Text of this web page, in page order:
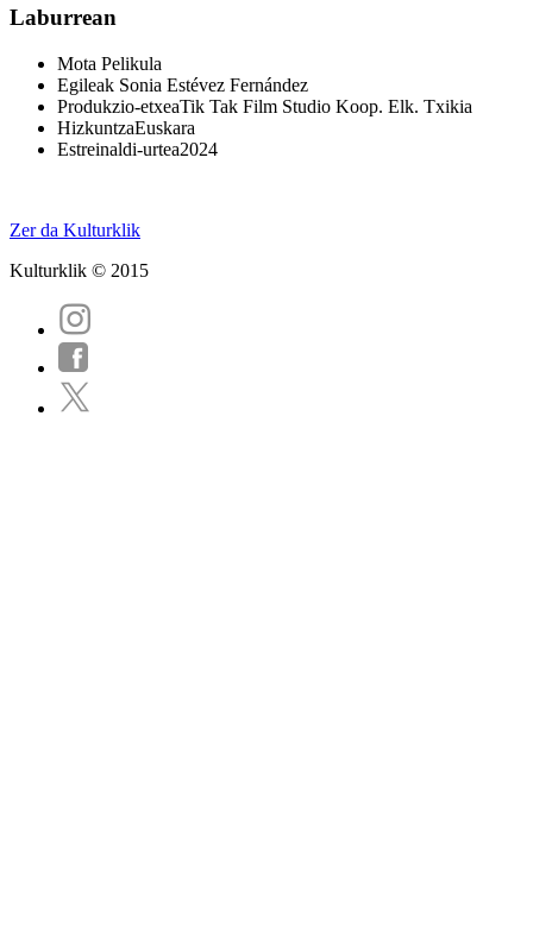
Laburrean
Mota Pelikula
Egileak Sonia Estévez Fernández
Produkzio-etxeaTik Tak Film Studio Koop. Elk. Txikia
HizkuntzaEuskara
Estreinaldi-urtea2024
Zer da Kulturklik
Kulturklik © 2015